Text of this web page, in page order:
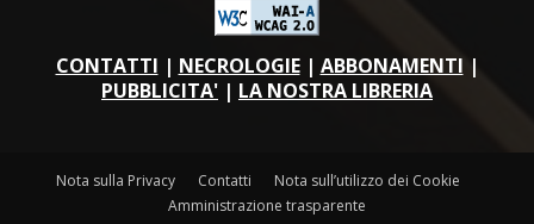
CONTATTI | NECROLOGIE| ABBONAMENTI |
PUBBLICITA' | LA NOSTRA LIBRERIA
Nota sulla Privacy Contatti
Nota sull’utilizzo dei Cookie
Amministrazione trasparente